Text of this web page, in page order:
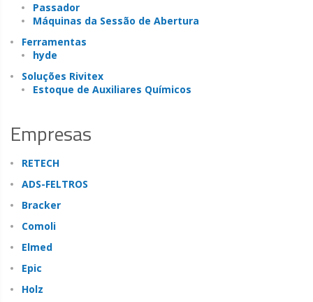
Passador
Máquinas da Sessão de Abertura
Ferramentas
hyde
Soluções Rivitex
Estoque de Auxiliares Químicos
Empresas
RETECH
ADS-FELTROS
Bracker
Comoli
Elmed
Epic
Holz